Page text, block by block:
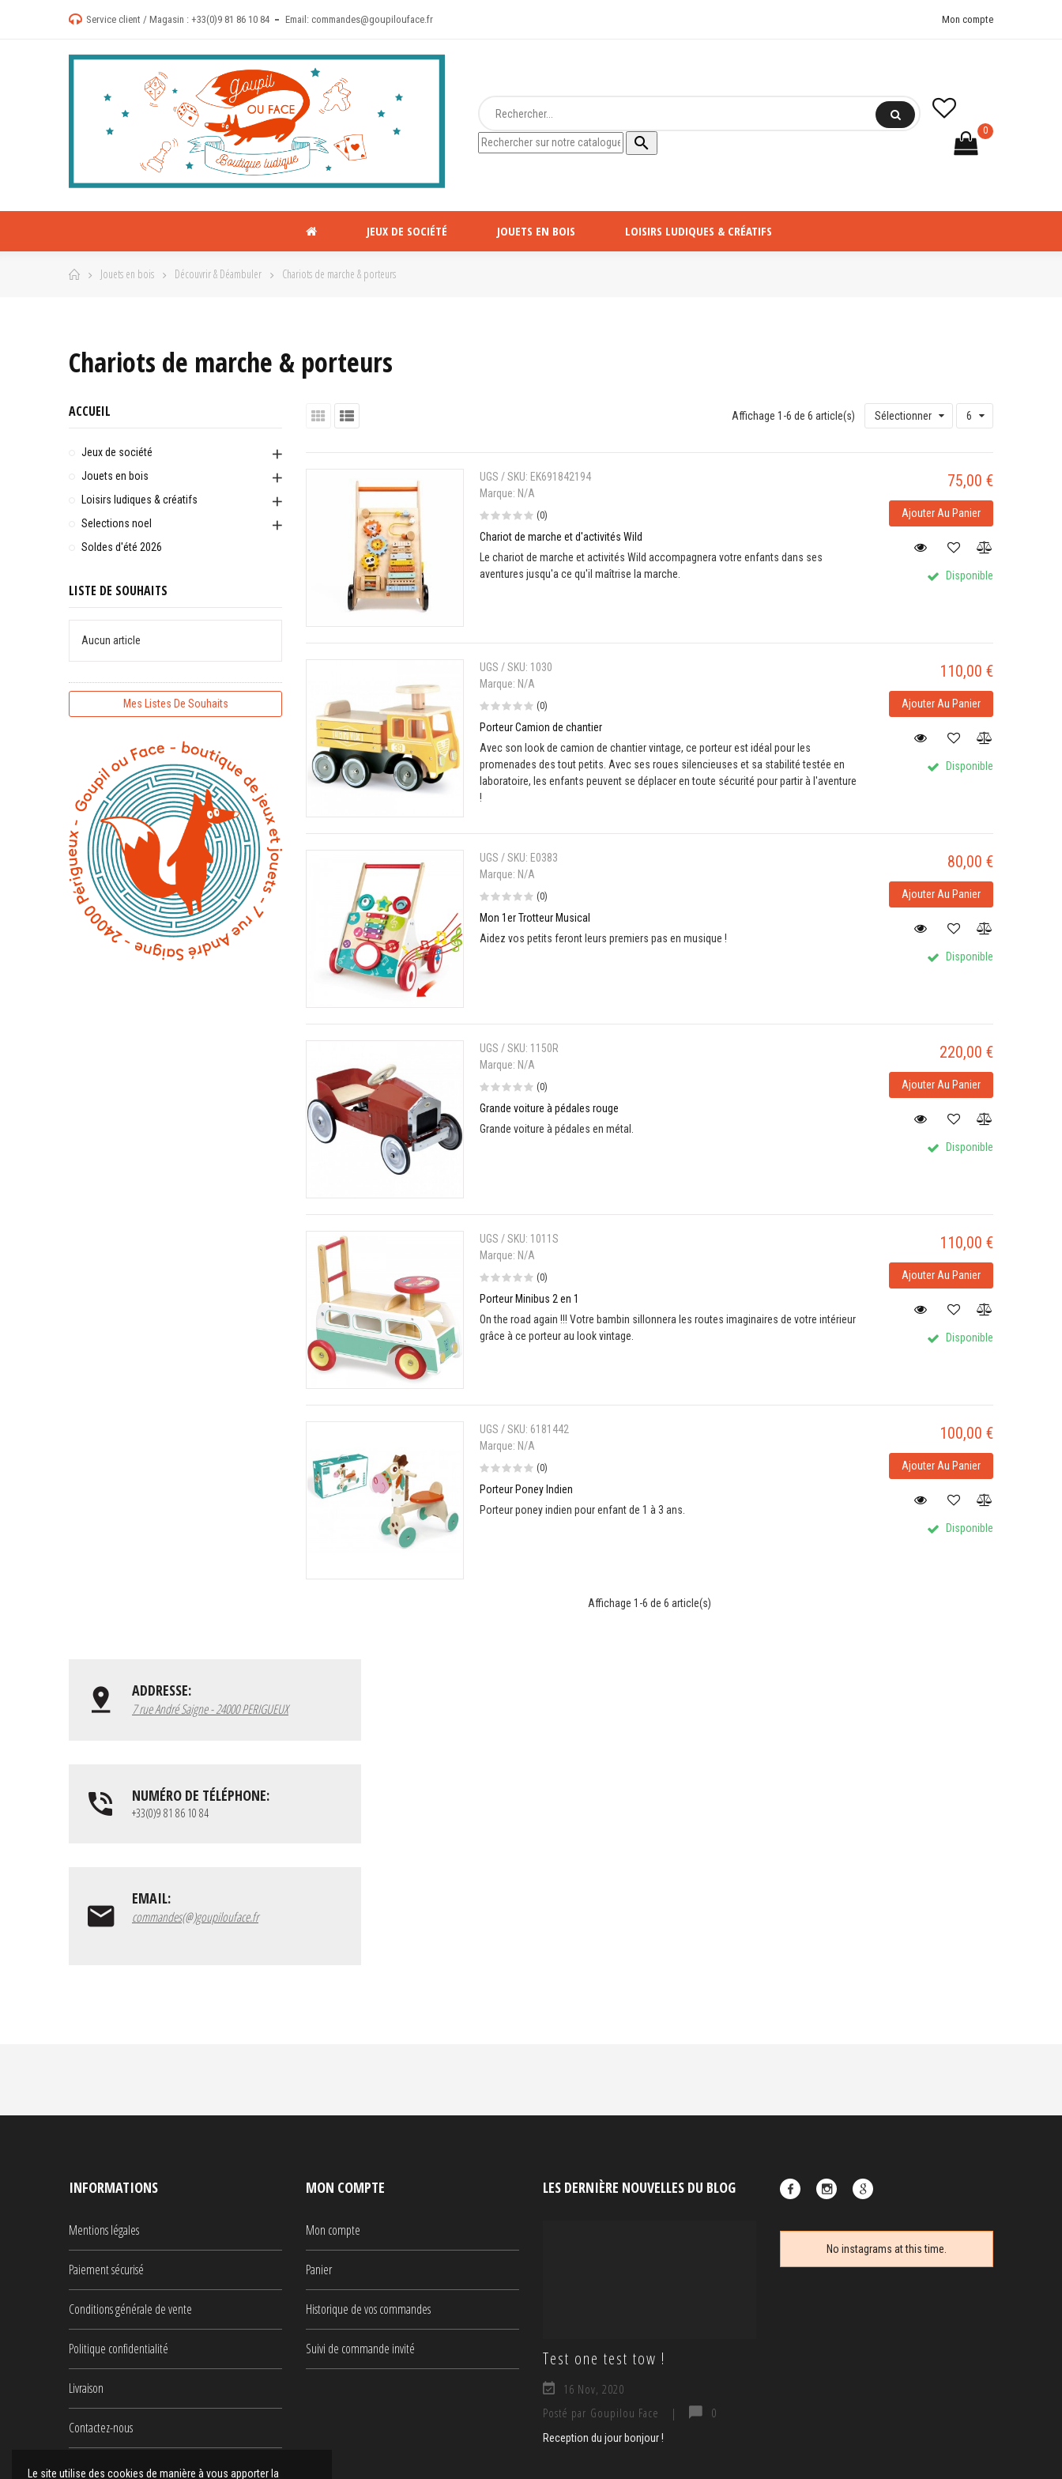
Service client / Magasin : +33(0)9 81 86 10 84 Email: commandes@goupilouface.fr Mon compte

0
JEUX DE SOCIÉTÉ JOUETS EN BOIS LOISIRS LUDIQUES & CRÉATIFS
Jouets en bois Découvrir & Déambuler Chariots de marche & porteurs
Chariots de marche & porteurs
Sélectionner 6
Affichage 1-6 de 6 article(s)
UGS / SKU: EK691842194
Marque: N/A
(0)
Chariot de marche et d'activités Wild
Le chariot de marche et activités Wild accompagnera votre enfants dans ses
aventures jusqu'a ce qu'il maîtrise la marche.
75,00 €
Ajouter Au Panier
Disponible
UGS / SKU: 1030
Marque: N/A
(0)
Porteur Camion de chantier
Avec son look de camion de chantier vintage, ce porteur est idéal pour les
promenades des tout petits. Avec ses roues silencieuses et sa stabilité testée en
laboratoire, les enfants peuvent se déplacer en toute sécurité pour partir à l'aventure
!
110,00 €
Ajouter Au Panier
Disponible
UGS / SKU: E0383
Marque: N/A
(0)
Mon 1er Trotteur Musical
Aidez vos petits feront leurs premiers pas en musique !
80,00 €
Ajouter Au Panier
Disponible
UGS / SKU: 1150R
Marque: N/A
(0)
Grande voiture à pédales rouge
Grande voiture à pédales en métal.
220,00 €
Ajouter Au Panier
Disponible
UGS / SKU: 1011S
Marque: N/A
(0)
Porteur Minibus 2 en 1
On the road again !!! Votre bambin sillonnera les routes imaginaires de votre intérieur
grâce à ce porteur au look vintage.
110,00 €
Ajouter Au Panier
Disponible
UGS / SKU: 6181442
Marque: N/A
(0)
Porteur Poney Indien
Porteur poney indien pour enfant de 1 à 3 ans.
100,00 €
Ajouter Au Panier
Disponible
Affichage 1-6 de 6 article(s)
ACCUEIL
Jeux de société
Jouets en bois
Loisirs ludiques & créatifs
Selections noel
Soldes d'été 2026
LISTE DE SOUHAITS
Aucun article
Mes Listes De Souhaits
ADDRESSE:
7 rue André Saigne - 24000 PERIGUEUX
NUMÉRO DE TÉLÉPHONE:
+33(0)9 81 86 10 84
EMAIL:
commandes(@)goupilouface.fr
INFORMATIONS
Mentions légales
Paiement sécurisé
Conditions générale de vente
Politique confidentialité
Livraison
Contactez-nous
Plan du site
MON COMPTE
Mon compte
Panier
Historique de vos commandes
Suivi de commande invité
LES DERNIÈRE NOUVELLES DU BLOG
Test one test tow !
16 Nov, 2020
Posté par Goupilou Face
| 0
Reception du jour bonjour !
No instagrams at this time.
Le site utilise des cookies de manière à vous apporter la